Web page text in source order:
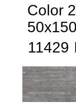
Color
11429